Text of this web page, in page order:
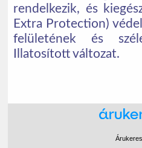
rendelkezik, és
Extra Protection)
felületének és
Illatosított változat.